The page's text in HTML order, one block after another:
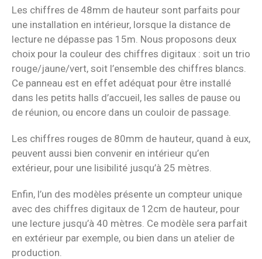
Les chiffres de 48mm de hauteur sont parfaits pour
une installation en intérieur, lorsque la distance de
lecture ne dépasse pas 15m. Nous proposons deux
choix pour la couleur des chiffres digitaux : soit un trio
rouge/jaune/vert, soit l’ensemble des chiffres blancs.
Ce panneau est en effet adéquat pour être installé
dans les petits halls d’accueil, les salles de pause ou
de réunion, ou encore dans un couloir de passage.
Les chiffres rouges de 80mm de hauteur, quand à eux,
peuvent aussi bien convenir en intérieur qu’en
extérieur, pour une lisibilité jusqu’à 25 mètres.
Enfin, l’un des modèles présente un compteur unique
avec des chiffres digitaux de 12cm de hauteur, pour
une lecture jusqu’à 40 mètres. Ce modèle sera parfait
en extérieur par exemple, ou bien dans un atelier de
production.